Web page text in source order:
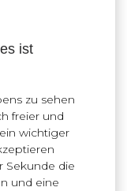
ist
zu sehen
freier und
wichtiger
Sekunde die
und eine